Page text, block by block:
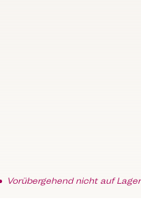
Vorübergehend nicht auf Lager